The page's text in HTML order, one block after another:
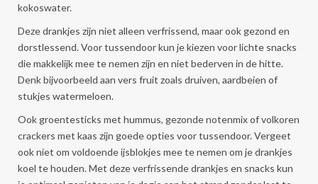
kokoswater.
Deze drankjes zijn niet alleen verfrissend, maar ook gezond en
dorstlessend. Voor tussendoor kun je kiezen voor lichte snacks
die makkelijk mee te nemen zijn en niet bederven in de hitte.
Denk bijvoorbeeld aan vers fruit zoals druiven, aardbeien of
stukjes watermeloen.
Ook groentesticks met hummus, gezonde notenmix of volkoren
crackers met kaas zijn goede opties voor tussendoor. Vergeet
ook niet om voldoende ijsblokjes mee te nemen om je drankjes
koel te houden. Met deze verfrissende drankjes en snacks kun